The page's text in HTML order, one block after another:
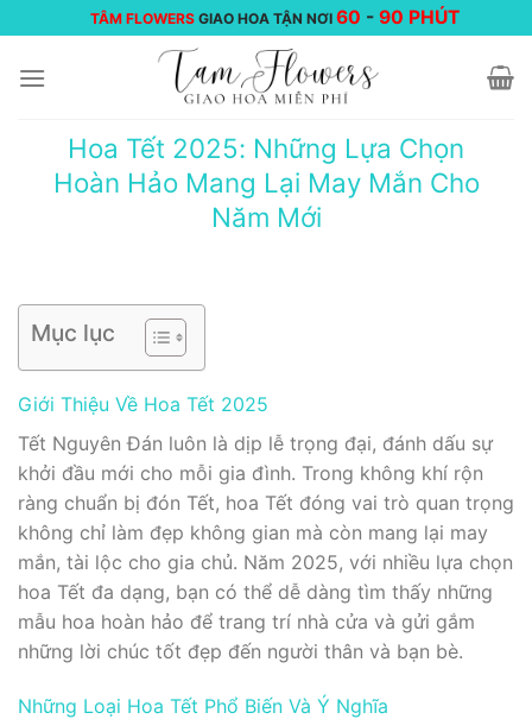
đến
nội
TÂM FLOWERS GIAO HOA TẬN NƠI 60 -90 PHÚT
Hoa Tết 2025: Những Lựa Chọn
Hoàn Hảo Mang Lại May Mắn Cho
Năm Mới
Mục lục
Giới Thiệu Về Hoa Tết 2025
Tết Nguyên Đán luôn là dịp lễ trọng đại, đánh dấu sự
khởi đầu mới cho mỗi gia đình. Trong không khí rộn
ràng chuẩn bị đón Tết, hoa Tết đóng vai trò quan trọng
không chỉ làm đẹp không gian mà còn mang lại may
mắn, tài lộc cho gia chủ. Năm 2025, với nhiều lựa chọn
hoa Tết đa dạng, bạn có thể dễ dàng tìm thấy những
mẫu hoa hoàn hảo để trang trí nhà cửa và gửi gắm
những lời chúc tốt đẹp đến người thân và bạn bè.
Những Loại Hoa Tết Phổ Biến Và Ý Nghĩa